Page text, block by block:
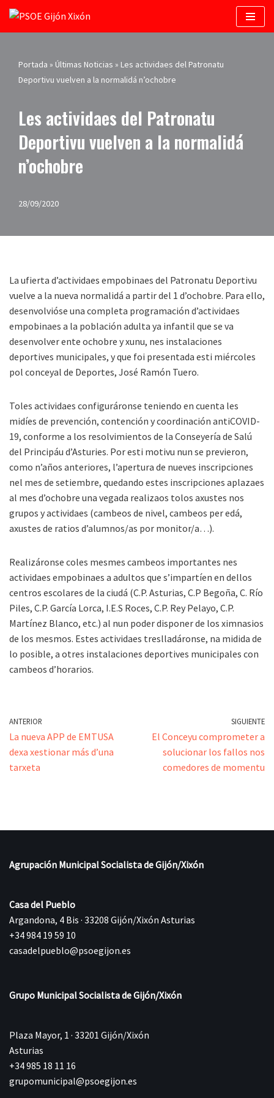
Saltar
contenido
Portada » Últimas Noticias » Les actividaes del Patronatu
Deportivu vuelven a la normalidá n’ochobre
Les actividaes del Patronatu
Deportivu vuelven a la normalidá
n’ochobre
28/09/2020
La ufierta d’actividaes empobinaes del Patronatu Deportivu
vuelve a la nueva normalidá a partir del 1 d’ochobre. Para ello,
desenvolvióse una completa programación d’actividaes
empobinaes a la población adulta ya infantil que se va
desenvolver ente ochobre y xunu, nes instalaciones
deportives municipales, y que foi presentada esti miércoles
pol conceyal de Deportes, José Ramón Tuero.
Toles actividaes configuráronse teniendo en cuenta les
midíes de prevención, contención y coordinación antiCOVID-
19, conforme a los resolvimientos de la Conseyería de Salú
del Principáu d’Asturies. Por esti motivu nun se previeron,
como n’años anteriores, l’apertura de nueves inscripciones
nel mes de setiembre, quedando estes inscripciones aplazaes
al mes d’ochobre una vegada realizaos tolos axustes nos
grupos y actividaes (cambeos de nivel, cambeos per edá,
axustes de ratios d’alumnos/as por monitor/a…).
Realizáronse coles mesmes cambeos importantes nes
actividaes empobinaes a adultos que s’impartíen en dellos
centros escolares de la ciudá (C.P. Asturias, C.P Begoña, C. Río
Piles, C.P. García Lorca, I.E.S Roces, C.P. Rey Pelayo, C.P.
Martínez Blanco, etc.) al nun poder disponer de los ximnasios
de los mesmos. Estes actividaes treslladáronse, na midida de
lo posible, a otres instalaciones deportives municipales con
cambeos d’horarios.
ANTERIOR
La nueva APP de EMTUSA
dexa xestionar más d’una
tarxeta
SIGUIENTE
El Conceyu comprometer a
solucionar los fallos nos
comedores de momentu
Agrupación Municipal Socialista de Gijón/Xixón
Casa del Pueblo
Argandona, 4 Bis · 33208 Gijón/Xixón Asturias
+34 984 19 59 10
casadelpueblo@psoegijon.es
Grupo Municipal Socialista de Gijón/Xixón
Plaza Mayor, 1 · 33201 Gijón/Xixón
Asturias
+34 985 18 11 16
grupomunicipal@psoegijon.es